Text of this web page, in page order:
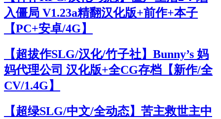
入僵局 V1.23a精翻汉化版+前作+本子
【PC+安卓/4G】
【超拔作SLG/汉化/竹子社】Bunny’s 妈
妈代理公司 汉化版+全CG存档【新作/全
CV/1.4G】
【超绿SLG/中文/全动态】苦主救世主中